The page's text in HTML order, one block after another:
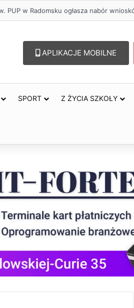
w Radomsku ogłasza nabór wniosków
APLIKACJE MOBILNE
SPORT Z ŻYCIA SZKOŁY